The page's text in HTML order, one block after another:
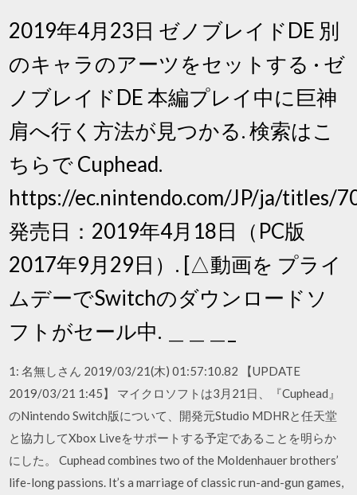
2019年4月23日 ゼノブレイドDE 別
のキャラのアーツをセットする · ゼ
ノブレイドDE 本編プレイ中に巨神
肩へ行く方法が見つかる. 検索はこ
ちらで Cuphead.
https://ec.nintendo.com/JP/ja/titles/
発売日：2019年4月18日（PC版
2017年9月29日）. [△動画を プライ
ムデーでSwitchのダウンロードソ
フトがセール中. ＿＿＿_
1: 名無しさん 2019/03/21(木) 01:57:10.82 【UPDATE
2019/03/21 1:45】 マイクロソフトは3月21日、『Cuphead』
のNintendo Switch版について、開発元Studio MDHRと任天堂
と協力してXbox Liveをサポートする予定であることを明らか
にした。 Cuphead combines two of the Moldenhauer brothers’
life-long passions. It’s a marriage of classic run-and-gun games,